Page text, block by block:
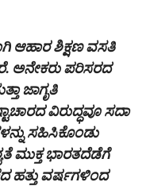
ಆಹಾರ ಶಿಕ್ಷಣ ವಸತಿ
ಅನೇಕರು ಪರಿಸರದ
ಜಾಗೃತಿ
ವಿರುದ್ಧವೂ ಸದಾ
ಸಹಿಸಿಕೊಂಡು
ಮುಕ್ತ ಭಾರತದೆಡೆಗೆ
ಹತ್ತು ವರ್ಷಗಳಿಂದ